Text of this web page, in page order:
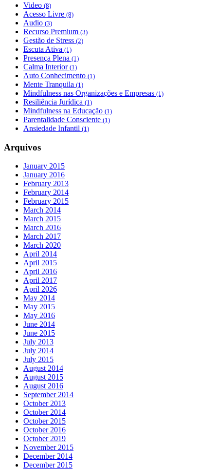
Video (8)
Acesso Livre (8)
Audio (3)
Recurso Premium (3)
Gestão de Stress (2)
Escuta Ativa (1)
Presença Plena (1)
Calma Interior (1)
Auto Conhecimento (1)
Mente Tranquila (1)
Mindfulness nas Organizações e Empresas (1)
Resiliência Jurídica (1)
Mindfulness na Educação (1)
Parentalidade Consciente (1)
Ansiedade Infantil (1)
Arquivos
January 2015
January 2016
February 2013
February 2014
February 2015
March 2014
March 2015
March 2016
March 2017
March 2020
April 2014
April 2015
April 2016
April 2017
April 2026
May 2014
May 2015
May 2016
June 2014
June 2015
July 2013
July 2014
July 2015
August 2014
August 2015
August 2016
September 2014
October 2013
October 2014
October 2015
October 2016
October 2019
November 2015
December 2014
December 2015